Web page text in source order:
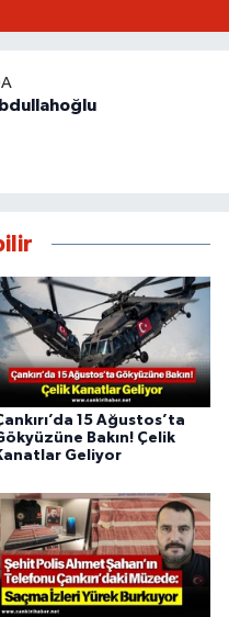
15 Ağustos’ta
Bakın! Çelik
Geliyor